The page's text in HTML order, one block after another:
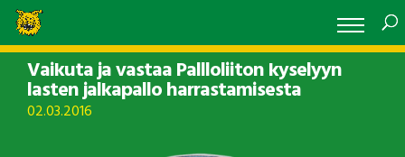
Vaikuta ja vastaa Pallloliiton kyselyyn
lasten jalkapallo harrastamisesta
02.03.2016